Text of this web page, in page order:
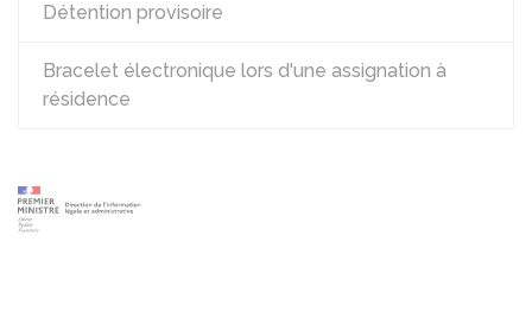
Détention provisoire
Bracelet électronique lors d'une assignation à
résidence